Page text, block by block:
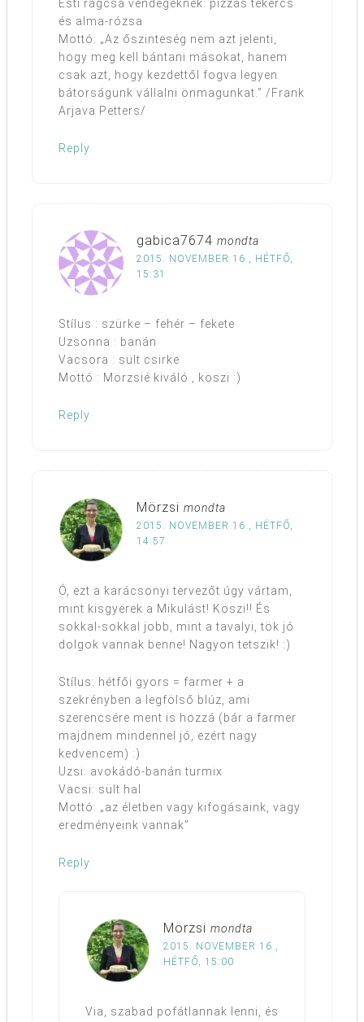
Esti rágcsa vendégeknek: pizzás tekercs
és alma-rózsa
Mottó: „Az őszinteség nem azt jelenti,
hogy meg kell bántani másokat, hanem
csak azt, hogy kezdettől fogva legyen
bátorságunk vállalni önmagunkat.” /Frank
Arjava Petters/
Reply
gabica7674 mondta
2015. NOVEMBER 16., HÉTFŐ,
15:31
Stílus : szürke – fehér – fekete
Uzsonna : banán
Vacsora : sült csirke
Mottó : Mörzsié kiváló , köszi :)
Reply
Mörzsi mondta
2015. NOVEMBER 16., HÉTFŐ,
14:57
Ó, ezt a karácsonyi tervezőt úgy vártam,
mint kisgyerek a Mikulást! Köszi!! És
sokkal-sokkal jobb, mint a tavalyi, tök jó
dolgok vannak benne! Nagyon tetszik! :)
Stílus: hétfői gyors = farmer + a
szekrényben a legfölső blúz, ami
szerencsére ment is hozzá (bár a farmer
majdnem mindennel jó, ezért nagy
kedvencem) :)
Uzsi: avokádó-banán turmix
Vacsi: sült hal
Mottó: „az életben vagy kifogásaink, vagy
eredményeink vannak”
Reply
Mörzsi mondta
2015. NOVEMBER 16.,
HÉTFŐ, 15:00
Via, szabad pofátlannak lenni, és